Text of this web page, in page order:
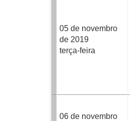
05 de novembro
de 2019
terça-feira
06 de novembro